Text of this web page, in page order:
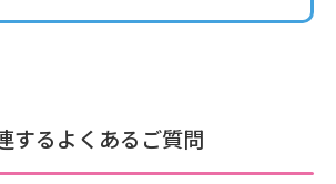
するよくあるご質問